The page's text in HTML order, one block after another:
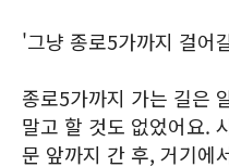
'그냥 종로5가까지 걸어
종로5가까지 가는 길은
말고 할 것도 없었어요.
문 앞까지 간 후, 거기에